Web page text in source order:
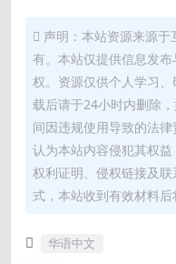
声明：本站资源来源
有。本站仅提供信息发
权。资源仅供个人学习
载后请于24小时内删除
间因违规使用导致的法
认为本站内容侵犯其权
权利证明、侵权链接及
式，本站收到有效材料后
华语中文